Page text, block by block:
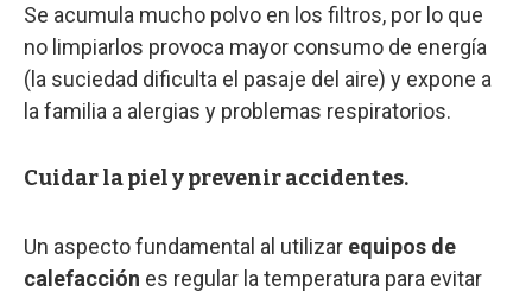
Se acumula mucho polvo en los filtros, por lo que
no limpiarlos provoca mayor consumo de energía
(la suciedad dificulta el pasaje del aire) y expone a
la familia a alergias y problemas respiratorios.
Cuidar la piel y prevenir accidentes.
Un aspecto fundamental al utilizar equipos de
calefacción es regular la temperatura para evitar